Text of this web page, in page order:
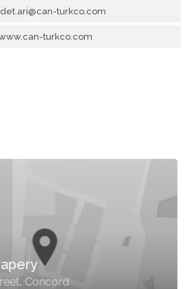
turkco.com
turkco.com
Concord